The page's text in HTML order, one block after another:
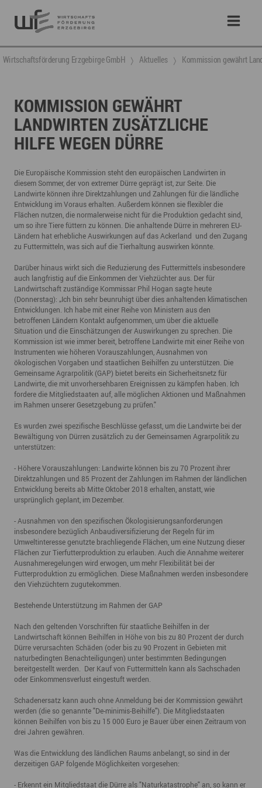
Wirtschaftsförderung Erzgebirge GmbH Aktuelles Kommission gewährt
KOMMISSION GEWÄHRT
LANDWIRTEN ZUSÄTZLICHE
HILFE WEGEN DÜRRE
Die Europäische Kommission steht den europäischen Landwirten in
diesem Sommer, der von extremer Dürre geprägt ist, zur Seite. Die
Landwirte können ihre Direktzahlungen und Zahlungen für die ländliche
Entwicklung im Voraus erhalten. Außerdem können sie flexibler die
Flächen nutzen, die normalerweise nicht für die Produktion gedacht sind,
um so ihre Tiere füttern zu können. Die anhaltende Dürre in mehreren EU-
Ländern hat erhebliche Auswirkungen auf das Ackerland und den Zugang
zu Futtermitteln, was sich auf die Tierhaltung auswirken könnte.
Darüber hinaus wirkt sich die Reduzierung des Futtermittels insbesondere
auch langfristig auf die Einkommen der Viehzüchter aus. Der für
Landwirtschaft zuständige Kommissar Phil Hogan sagte heute
(Donnerstag): „Ich bin sehr beunruhigt über dies anhaltenden klimatischen
Entwicklungen. Ich habe mit einer Reihe von Ministern aus den
betroffenen Ländern Kontakt aufgenommen, um über die aktuelle
Situation und die Einschätzungen der Auswirkungen zu sprechen. Die
Kommission ist wie immer bereit, betroffene Landwirte mit einer Reihe von
Instrumenten wie höheren Vorauszahlungen, Ausnahmen von
ökologischen Vorgaben und staatlichen Beihilfen zu unterstützen. Die
Gemeinsame Agrarpolitik (GAP) bietet bereits ein Sicherheitsnetz für
Landwirte, die mit unvorhersehbaren Ereignissen zu kämpfen haben. Ich
fordere die Mitgliedstaaten auf, alle möglichen Aktionen und Maßnahmen
im Rahmen unserer Gesetzgebung zu prüfen."
Es wurden zwei spezifische Beschlüsse gefasst, um die Landwirte bei der
Bewältigung von Dürren zusätzlich zu der Gemeinsamen Agrarpolitik zu
unterstützen:
- Höhere Vorauszahlungen: Landwirte können bis zu 70 Prozent ihrer
Direktzahlungen und 85 Prozent der Zahlungen im Rahmen der ländlichen
Entwicklung bereits ab Mitte Oktober 2018 erhalten, anstatt, wie
ursprünglich geplant, im Dezember.
- Ausnahmen von den spezifischen Ökologisierungsanforderungen
insbesondere bezüglich Anbaudiversifizierung der Regeln für im
Umweltinteresse genutzte brachliegende Flächen, um eine Nutzung dieser
Flächen zur Tierfutterproduktion zu erlauben. Auch die Annahme weiterer
Ausnahmeregelungen wird erwogen, um mehr Flexibilität bei der
Futterproduktion zu ermöglichen. Diese Maßnahmen werden insbesondere
den Viehzüchtern zugutekommen.
Bestehende Unterstützung im Rahmen der GAP
Nach den geltenden Vorschriften für staatliche Beihilfen in der
Landwirtschaft können Beihilfen in Höhe von bis zu 80 Prozent der durch
Dürre verursachten Schäden (oder bis zu 90 Prozent in Gebieten mit
naturbedingten Benachteiligungen) unter bestimmten Bedingungen
bereitgestellt werden. Der Kauf von Futtermitteln kann als Sachschaden
oder Einkommensverlust eingestuft werden.
Schadenersatz kann auch ohne Anmeldung bei der Kommission gewährt
werden (die so genannte "De-minimis-Beihilfe"). Die Mitgliedstaaten
können Beihilfen von bis zu 15 000 Euro je Bauer über einen Zeitraum von
drei Jahren gewähren.
Was die Entwicklung des ländlichen Raums anbelangt, so sind in der
derzeitigen GAP folgende Möglichkeiten vorgesehen:
- Erkennt ein Mitgliedstaat die Dürre als "Naturkatastrophe" an, so kann er